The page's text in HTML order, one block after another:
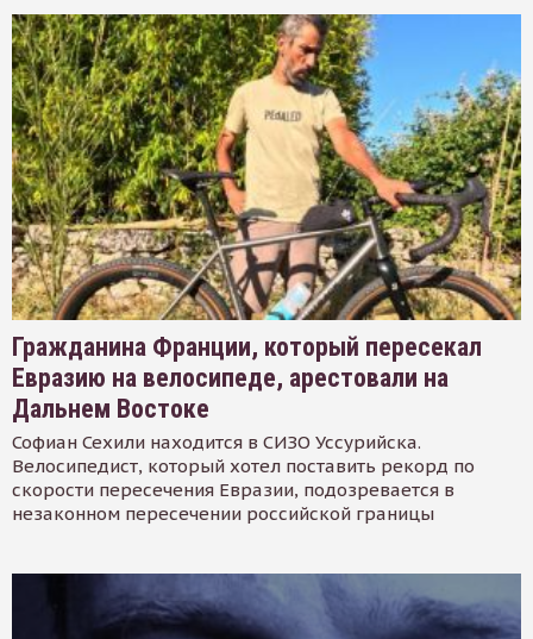
Гражданина Франции, который пересекал
Евразию на велосипеде, арестовали на
Дальнем Востоке
Софиан Сехили находится в СИЗО Уссурийска.
Велосипедист, который хотел поставить рекорд по
скорости пересечения Евразии, подозревается в
незаконном пересечении российской границы